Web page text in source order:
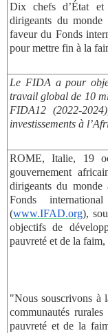
Dix chefs d’État et
dirigeants du monde
faveur du Fonds
pour mettre fin à la
Le FIDA a pour
travail global de 10
FIDA12 (2022-
investissements à
ROME, Italie, 19
gouvernement
dirigeants du
Fonds
(www.IFAD.org),
objectifs de
pauvreté et de la
"Nous souscrivons à
communautés
pauvreté et de la